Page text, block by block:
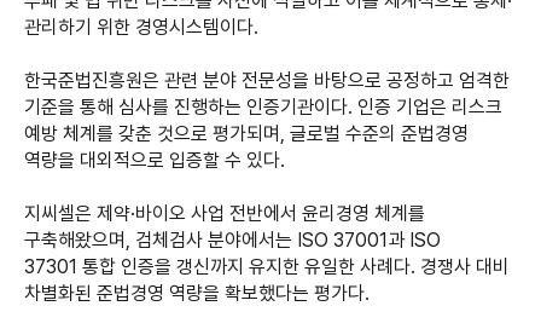
관리하기 위한 경영시스템이다.
한국준법진흥원은 관련 분야 전문성을 바탕으로 공정하고 엄격한
기준을 통해 심사를 진행하는 인증기관이다. 인증 기업은 리스크
예방 체계를 갖춘 것으로 평가되며, 글로벌 수준의 준법경영
역량을 대외적으로 입증할 수 있다.
지씨셀은 제약·바이오 사업 전반에서 윤리경영 체계를
구축해왔으며, 검체검사 분야에서는 ISO 37001과 ISO
37301 통합 인증을 갱신까지 유지한 유일한 사례다. 경쟁사 대비
차별화된 준법경영 역량을 확보했다는 평가다.